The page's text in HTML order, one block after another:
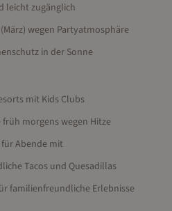
leicht zugänglich
wegen Partyatmosphäre
in der Sonne
mit Kids Clubs
früh morgens wegen Hitze
Abende mit
Tacos und Quesadillas
familienfreundliche Erlebnisse